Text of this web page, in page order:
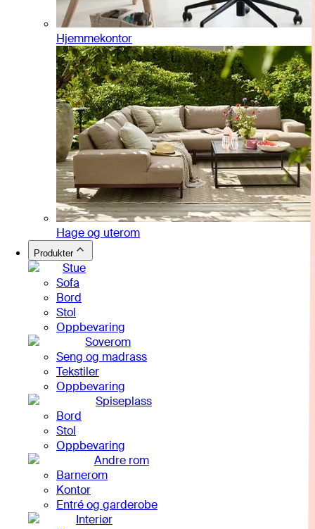
Hjemmekontor
Hage og uterom
Produkter
Stue
Sofa
Bord
Stol
Oppbevaring
Soverom
Seng og madrass
Tekstiler
Oppbevaring
Spiseplass
Bord
Stol
Oppbevaring
Andre rom
Barnerom
Kontor
Entré og garderobe
Interiør